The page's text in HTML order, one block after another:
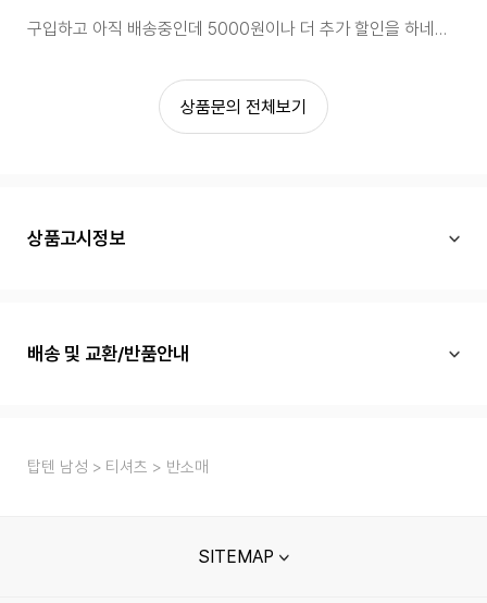
구입하고 아직 배송중인데 5000원이나 더 추가 할인을 하네요
상품문의 전체보기
상품고시정보
배송 및 교환/반품안내
탑텐 남성 티셔츠 반소매
SITEMAP